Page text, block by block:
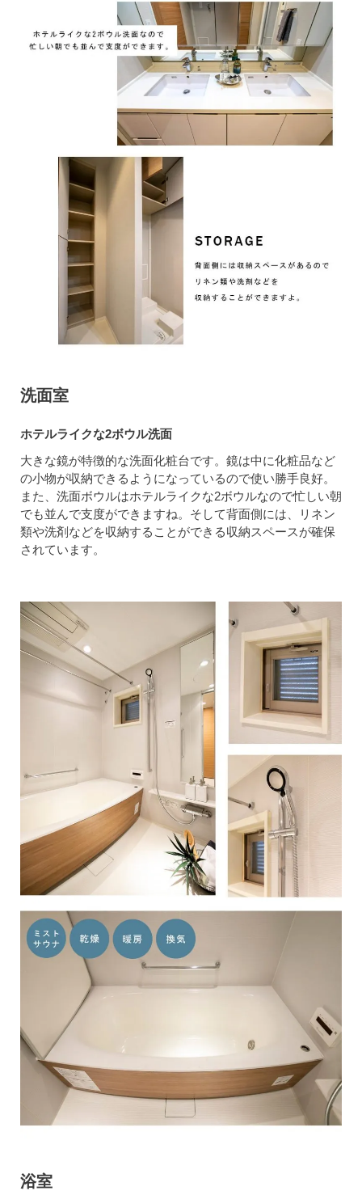
洗面室
ホテルライクな2ボウル洗面
大きな鏡が特徴的な洗面化粧台です。鏡は中に化粧品など
の小物が収納できるようになっているので使い勝手良好。
また、洗面ボウルはホテルライクな2ボウルなので忙しい朝
でも並んで支度ができますね。そして背面側には、リネン
類や洗剤などを収納することができる収納スペースが確保
されています。
浴室